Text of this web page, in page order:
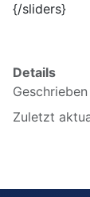
{/sliders}
Details
Zuletzt